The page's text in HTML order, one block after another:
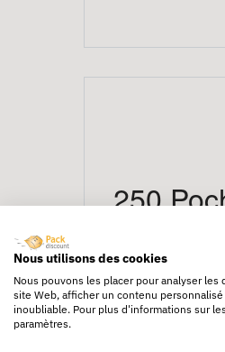
250
Les250
facile de
Nous utilisons des cookies
Nous pouvons les placer pour analyser
site Web, afficher un contenu
inoubliable. Pour plus d'informations sur
paramètres.